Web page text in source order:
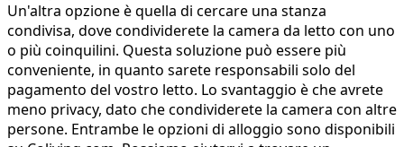
Un'altra opzione è quella di cercare una stanza
condivisa, dove condividerete la camera da letto con uno
o più coinquilini. Questa soluzione può essere più
conveniente, in quanto sarete responsabili solo del
pagamento del vostro letto. Lo svantaggio è che avrete
meno privacy, dato che condividerete la camera con altre
persone. Entrambe le opzioni di alloggio sono disponibili